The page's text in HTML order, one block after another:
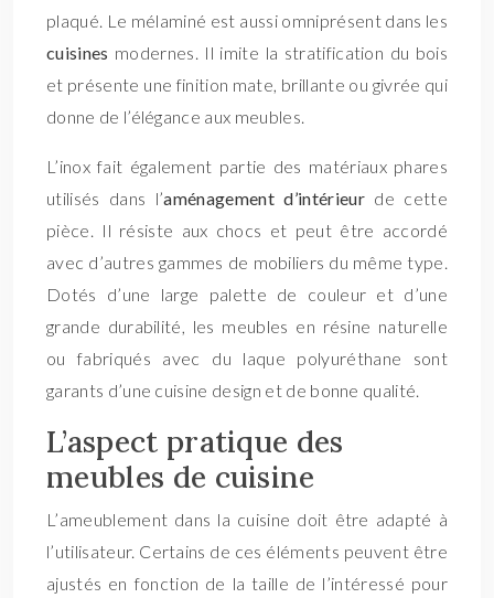
plaqué. Le mélaminé est aussi omniprésent dans les
cuisines modernes. Il imite la stratification du bois
et présente une finition mate, brillante ou givrée qui
donne de l’élégance aux meubles.
L’inox fait également partie des matériaux phares
utilisés dans l’aménagement d’intérieur de cette
pièce. Il résiste aux chocs et peut être accordé
avec d’autres gammes de mobiliers du même type.
Dotés d’une large palette de couleur et d’une
grande durabilité, les meubles en résine naturelle
ou fabriqués avec du laque polyuréthane sont
garants d’une cuisine design et de bonne qualité.
L’aspect pratique des
meubles de cuisine
L’ameublement dans la cuisine doit être adapté à
l’utilisateur. Certains de ces éléments peuvent être
ajustés en fonction de la taille de l’intéressé pour